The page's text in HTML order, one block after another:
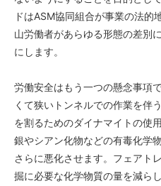
ドはASM協同組合が事業の法
山労働者があらゆる形態の差別
にします。
労働安全はもう一つの懸念事項
くて狭いトンネルでの作業を伴
を割るためのダイナマイトの使
銀やシアン化物などの有毒化学
さらに悪化させます。フェアト
掘に必要な化学物質の量を減ら